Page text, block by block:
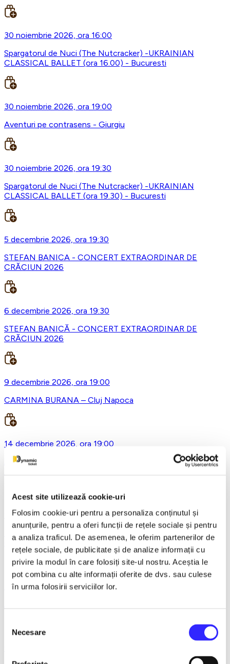
Acest site utilizează cookie-uri
Folosim cookie-uri pentru a personaliza conținutul și
anunțurile, pentru a oferi funcții de rețele sociale și pentru
a analiza traficul. De asemenea, le oferim partenerilor de
rețele sociale, de publicitate și de analize informații cu
privire la modul în care folosiți site-ul nostru. Aceștia le
pot combina cu alte informații oferite de dvs. sau culese
în urma folosirii serviciilor lor.
consimțământului
Necesare
30 noiembrie 2026, ora 16:00
Spargatorul de Nuci (The Nutcracker) -UKRAINIAN
CLASSICAL BALLET (ora 16.00) - Bucuresti
30 noiembrie 2026, ora 19:00
Aventuri pe contrasens - Giurgiu
30 noiembrie 2026, ora 19:30
Spargatorul de Nuci (The Nutcracker) -UKRAINIAN
CLASSICAL BALLET (ora 19.30) - Bucuresti
5 decembrie 2026, ora 19:30
STEFAN BANICA - CONCERT EXTRAORDINAR DE
CRĂCIUN 2026
6 decembrie 2026, ora 19:30
STEFAN BANICĂ - CONCERT EXTRAORDINAR DE
CRĂCIUN 2026
9 decembrie 2026, ora 19:00
CARMINA BURANA – Cluj Napoca
14 decembrie 2026, ora 19:00
Asta-i ce-am avut de zis..- Horațiu Malaele & Nicu Alifantis -
21 decembrie 2026, ora 20:00
REGAL VIENEZ – CONCERT EXTRAORDINAR DE
CRACIUN - Bacau
18 ianuarie 2027, ora 19:00